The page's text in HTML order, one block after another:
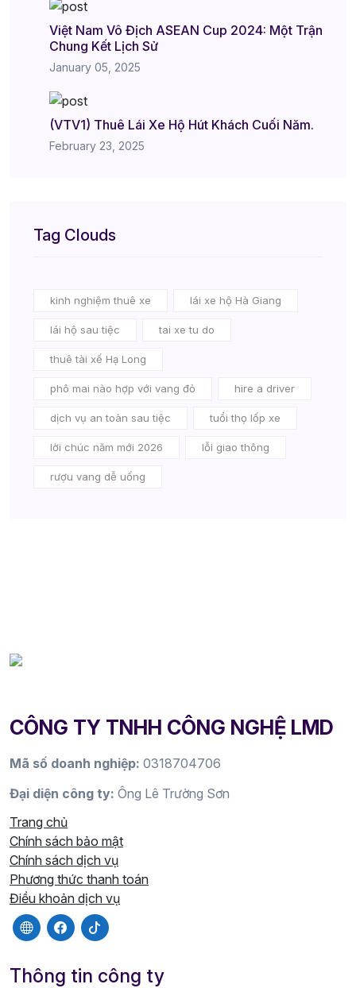
Việt Nam Vô Địch ASEAN Cup 2024: Một Trận
Chung Kết Lịch Sử
January 05, 2025
(VTV1) Thuê Lái Xe Hộ Hút Khách Cuối Năm.
February 23, 2025
Tag Clouds
kinh nghiệm thuê xe lái xe hộ Hà Giang
lái hộ sau tiệc tai xe tu do
thuê tài xế Hạ Long
phô mai nào hợp với vang đỏ hire a driver
dịch vụ an toàn sau tiệc tuổi thọ lốp xe
lời chúc năm mới 2026 lỗi giao thông
rượu vang dễ uống
CÔNG TY TNHH CÔNG NGHỆ LMD
Mã số doanh nghiệp: 0318704706
Đại diện công ty: Ông Lê Trường Sơn
Trang chủ
Chính sách bảo mật
Chính sách dịch vụ
Phương thức thanh toán
Điều khoản dịch vụ
Thông tin công ty